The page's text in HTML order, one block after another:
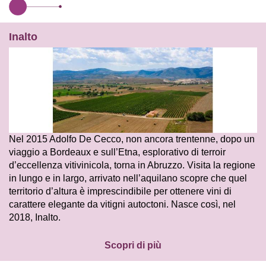
Inalto
Nel 2015 Adolfo De Cecco, non ancora trentenne, dopo un
viaggio a Bordeaux e sull’Etna, esplorativo di terroir
d’eccellenza vitivinicola, torna in Abruzzo. Visita la regione
in lungo e in largo, arrivato nell’aquilano scopre che quel
territorio d’altura è imprescindibile per ottenere vini di
carattere elegante da vitigni autoctoni. Nasce così, nel
2018, Inalto.
Scopri di più